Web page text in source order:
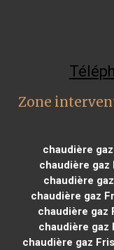
Zone
chaudière
chaudière gaz
chaudière
chaudière gaz
chaudière gaz
chaudière gaz
chaudière gaz